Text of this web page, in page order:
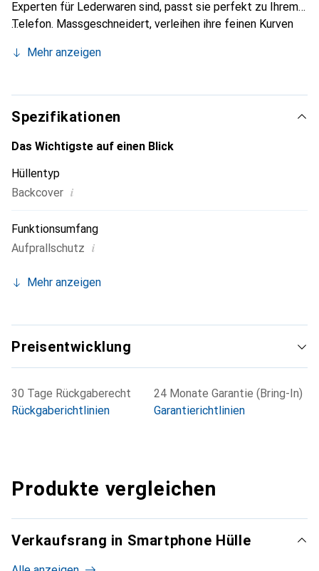
Experten für Lederwaren sind, passt sie perfekt zu Ihrem
Telefon. Massgeschneidert, verleihen ihre feinen Kurven
unverzichtbaren Accessoire für Ihr Smartphone.
die Marke Noreve eine sichere Wahl für eine
anspruchsvolle Kundschaft.
Mehr anzeigen
Spezifikationen
Das Wichtigste auf einen Blick
Hüllentyp
Backcover i
Funktionsumfang
Aufprallschutz i
Mehr anzeigen
Preisentwicklung
30 Tage Rückgaberecht
Rückgaberichtlinien
24 Monate Garantie (Bring-In)
Garantierichtlinien
Produkte vergleichen
Verkaufsrang in Smartphone Hülle